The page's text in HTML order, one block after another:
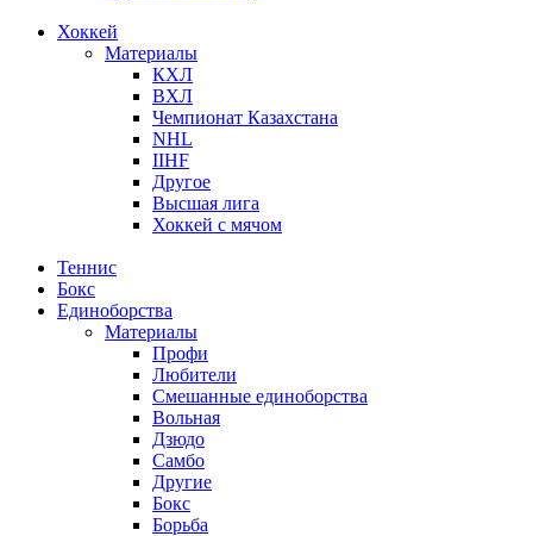
Хоккей
Материалы
КХЛ
ВХЛ
Чемпионат Казахстана
NHL
IIHF
Другое
Высшая лига
Хоккей с мячом
Теннис
Бокс
Единоборства
Материалы
Профи
Любители
Смешанные единоборства
Вольная
Дзюдо
Самбо
Другие
Бокс
Борьба